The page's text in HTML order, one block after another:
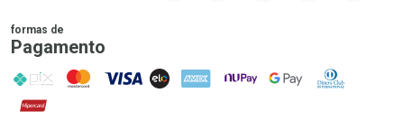
formas de
Pagamento
PIX MasterCard
VISA ELO AMEX NuPay Google PayDiners Club
Hipercard